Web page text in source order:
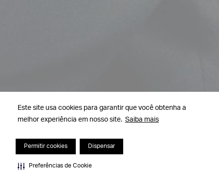
Este site usa cookies para garantir que você obtenha a
melhor experiência em nosso site. Saiba mais
Permitir cookies Dispensar
Preferências de Cookie